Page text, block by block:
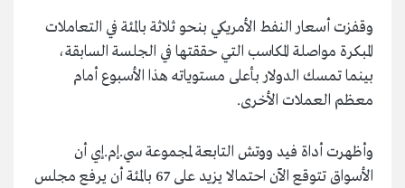
وقفزت أسعار النفط الأمريكي بنحو ثلاثة بالمئة في التعاملات
المبكرة مواصلة المكاسب التي حققتها في الجلسة السابقة،
بينما تمسك الدولار بأعلى مستوياته هذا الأسبوع أمام
معظم العملات الأخرى.
وأظهرت أداة فيد ووتش التابعة لمجموعة سي.إم.إي أن
الأسواق تتوقع الآن احتمالا يزيد على 67 بالمئة أن يرفع مجلس